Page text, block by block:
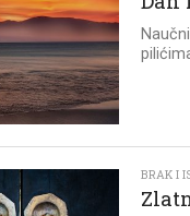
BRAK I